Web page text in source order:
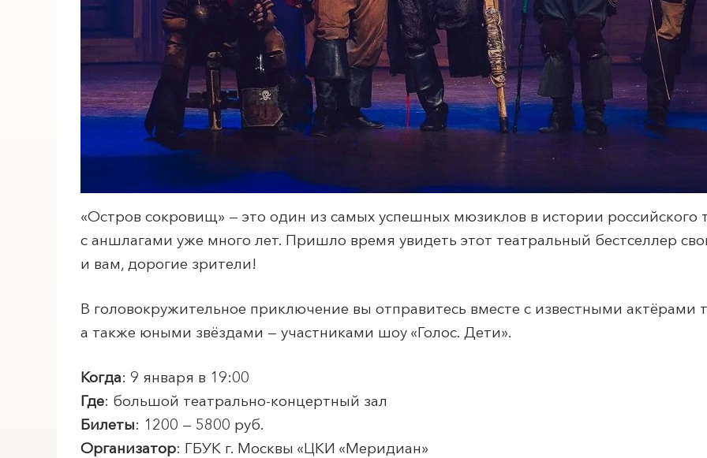
ПОИСК ПО МЕРОПРИЯТИЯМ
«Остров сокровищ» — это один из самых успешных мюзиклов в истории российского
с аншлагами уже много лет. Пришло время увидеть этот театральный бестселлер
и вам, дорогие зрители!
В головокружительное приключение вы отправитесь вместе с известными актёрами
а также юными звёздами — участниками шоу «Голос. Дети».
Когда: 9 января в 19:00
Где: большой театрально-концертный зал
Билеты: 1200 — 5800 руб.
Организатор: ГБУК г. Москвы «ЦКИ «Меридиан»